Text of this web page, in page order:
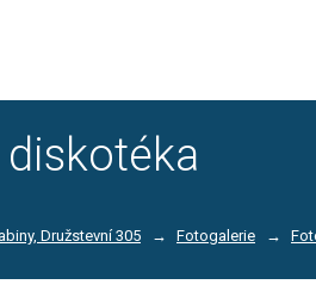
Družstevní 305 Fotogalerie